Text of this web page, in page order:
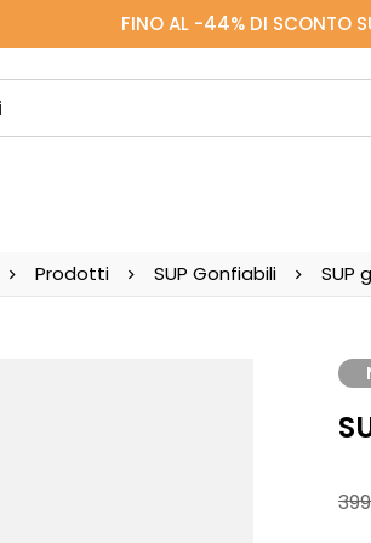
FINO AL -44% DI SCONTO
Prodotti SUP Gonfiabili SUP